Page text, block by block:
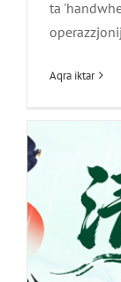
ta
Aqra iktar
Core